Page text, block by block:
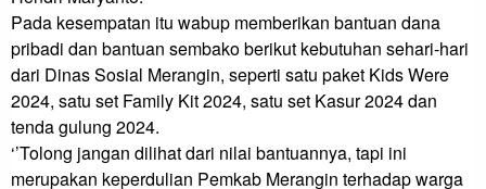
Pada kesempatan itu wabup memberikan bantuan dana
pribadi dan bantuan sembako berikut kebutuhan sehari-hari
dari Dinas Sosial Merangin, seperti satu paket Kids Were
2024, satu set Family Kit 2024, satu set Kasur 2024 dan
tenda gulung 2024.
‘’Tolong jangan dilihat dari nilai bantuannya, tapi ini
merupakan keperdulian Pemkab Merangin terhadap warga